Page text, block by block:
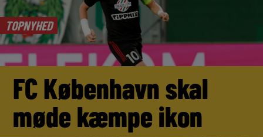
TOPNYHED
FC København skal
møde kæmpe ikon